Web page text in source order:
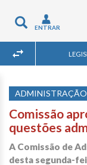
Toggle
navigation
ENTRAR
Comissão
questões
A Comissão de
desta segunda-